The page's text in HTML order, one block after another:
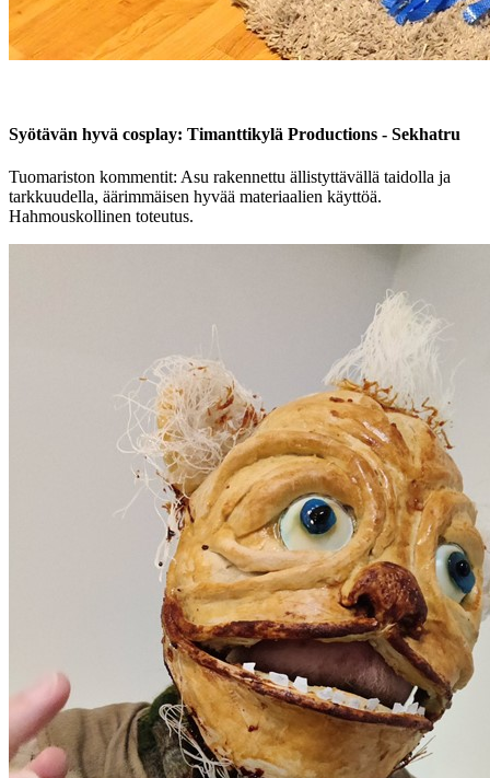
Syötävän hyvä cosplay: Timanttikylä Productions - Sekhatru
Tuomariston kommentit: Asu rakennettu ällistyttävällä taidolla ja
tarkkuudella, äärimmäisen hyvää materiaalien käyttöä.
Hahmouskollinen toteutus.